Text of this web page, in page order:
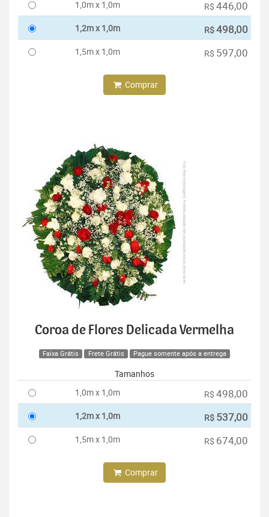
1,0m x 1,0m R$ 446,00
1,2m x 1,0m R$498,00
1,5m x 1,0m R$ 597,00
Comprar
Coroa de Flores Delicada Vermelha
Faixa Grátis Frete Grátis Pague somente após a entrega
Tamanhos
1,0m x 1,0m
R$ 498,00
1,2m x 1,0m R$ 537,00
1,5m x 1,0m R$ 674,00
Comprar